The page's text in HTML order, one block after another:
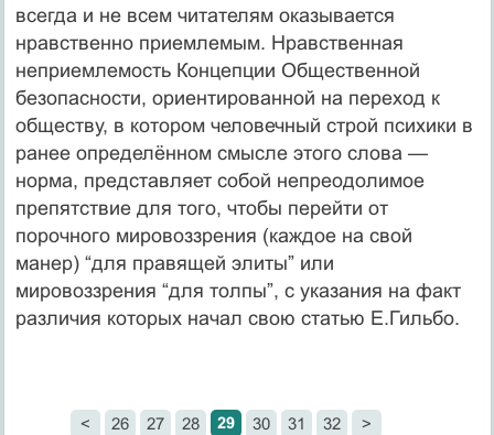
всегда и не всем читателям оказывается
нравственно приемлемым. Нравственная
неприемлемость Концепции Общественной
безопасности, ориентированной на переход к
обществу, в котором человечный строй психики в
ранее определённом смысле этого слова —
норма, представляет собой непреодолимое
препятствие для того, чтобы перейти от
порочного мировоззрения (каждое на свой
манер) “для правящей элиты” или
мировоззрения “для толпы”, с указания на факт
различия которых начал свою статью Е.Гильбо.
< 26 27 28 29 30 31 32 >